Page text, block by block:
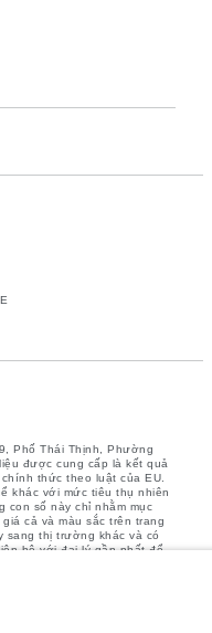
Phố Thái Thịnh, Phường
được cung cấp là kết quả
thức theo luật của EU.
khác với mức tiêu thụ nhiên
con số này chỉ nhằm mục
cả và màu sắc trên trang
sang thị trường khác và có
hệ với đại lý gần nhất để
số kỹ thuật, tính năng